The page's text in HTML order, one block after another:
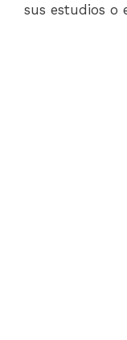
sus estudios o